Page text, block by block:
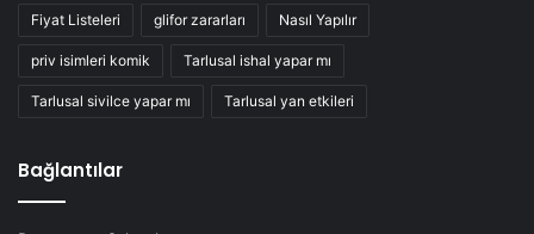
Fiyat Listeleri glifor zararları Nasıl Yapılır
priv isimleri komik Tarlusal ishal yapar mı
Tarlusal sivilce yapar mı Tarlusal yan etkileri
Bağlantılar